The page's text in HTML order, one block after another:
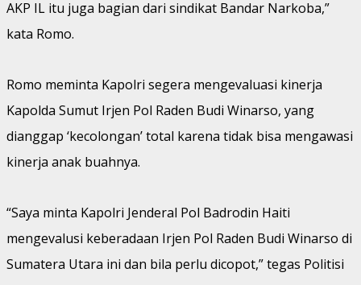
AKP IL itu juga bagian dari sindikat Bandar Narkoba,”
kata Romo.
Romo meminta Kapolri segera mengevaluasi kinerja
Kapolda Sumut Irjen Pol Raden Budi Winarso, yang
dianggap ‘kecolongan’ total karena tidak bisa mengawasi
kinerja anak buahnya.
“Saya minta Kapolri Jenderal Pol Badrodin Haiti
mengevalusi keberadaan Irjen Pol Raden Budi Winarso di
Sumatera Utara ini dan bila perlu dicopot,” tegas Politisi